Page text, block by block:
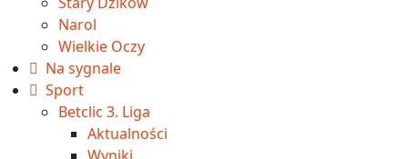
Narol
Wielkie Oczy
Na sygnale
Sport
Betclic 3. Liga
Aktualności